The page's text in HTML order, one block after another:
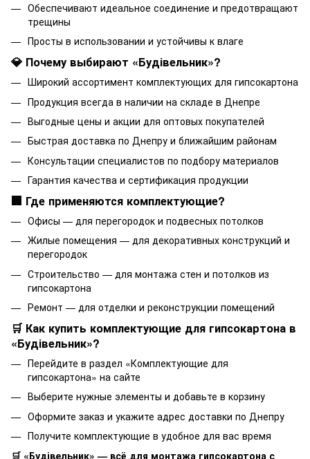
Обеспечивают идеальное соединение и предотвращают
трещины
Просты в использовании и устойчивы к влаге
💎 Почему выбирают «Будівельник»?
Широкий ассортимент комплектующих для гипсокартона
Продукция всегда в наличии на складе в Днепре
Выгодные цены и акции для оптовых покупателей
Быстрая доставка по Днепру и ближайшим районам
Консультации специалистов по подбору материалов
Гарантия качества и сертификация продукции
🏢 Где применяются комплектующие?
Офисы — для перегородок и подвесных потолков
Жилые помещения — для декоративных конструкций и
перегородок
Строительство — для монтажа стен и потолков из
гипсокартона
Ремонт — для отделки и реконструкции помещений
🛒 Как купить комплектующие для гипсокартона в
«Будівельник»?
Перейдите в раздел «Комплектующие для
гипсокартона» на сайте
Выберите нужные элементы и добавьте в корзину
Оформите заказ и укажите адрес доставки по Днепру
Получите комплектующие в удобное для вас время
🛒 «Будівельник» — всё для монтажа гипсокартона с